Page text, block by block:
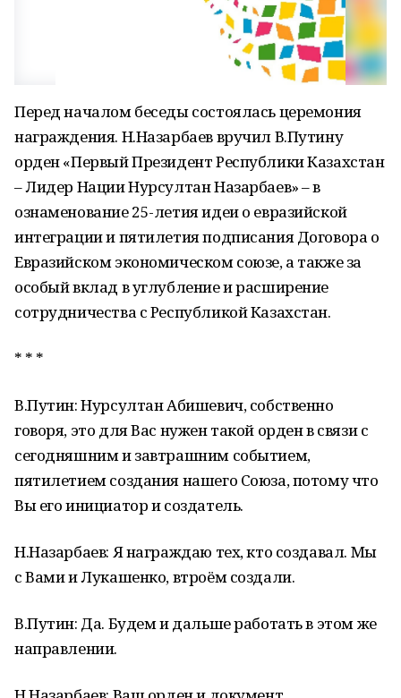
Перед началом беседы состоялась церемония
награждения. Н.Назарбаев вручил В.Путину
орден «Первый Президент Республики Казахстан
– Лидер Нации Нурсултан Назарбаев» – в
ознаменование 25-летия идеи о евразийской
интеграции и пятилетия подписания Договора о
Евразийском экономическом союзе, а также за
особый вклад в углубление и расширение
сотрудничества с Республикой Казахстан.
* * *
В.Путин: Нурсултан Абишевич, собственно
говоря, это для Вас нужен такой орден в связи с
сегодняшним и завтрашним событием,
пятилетием создания нашего Союза, потому что
Вы его инициатор и создатель.
Н.Назарбаев: Я награждаю тех, кто создавал. Мы
с Вами и Лукашенко, втроём создали.
В.Путин: Да. Будем и дальше работать в этом же
направлении.